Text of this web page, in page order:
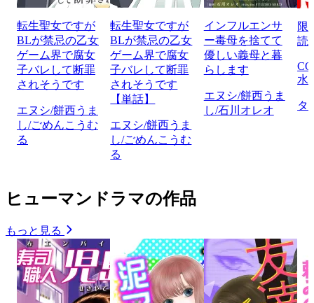
転生聖女ですが
BLが禁忌の乙女
ゲーム界で腐女
子バレして断罪
されそうです
エヌシ/餅西うま
し/ごめんこうむ
る
転生聖女ですが
BLが禁忌の乙女
ゲーム界で腐女
子バレして断罪
されそうです
【単話】
エヌシ/餅西うま
し/ごめんこうむ
る
インフルエンサ
ー毒母を捨てて
優しい義母と暮
らします
エヌシ/餅西うま
し/石川オレオ
限
読
水
タ
ヒューマンドラマの作品
もっと見る